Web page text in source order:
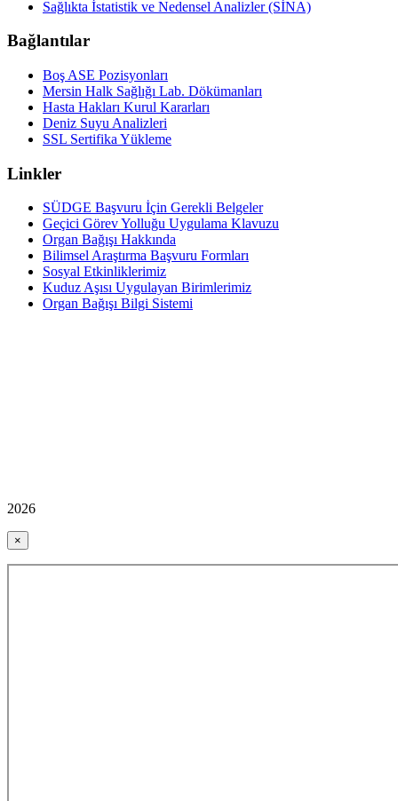
Sağlıkta İstatistik ve Nedensel Analizler (SİNA)
Bağlantılar
Boş ASE Pozisyonları
Mersin Halk Sağlığı Lab. Dökümanları
Hasta Hakları Kurul Kararları
Deniz Suyu Analizleri
SSL Sertifika Yükleme
Linkler
SÜDGE Başvuru İçin Gerekli Belgeler
Geçici Görev Yolluğu Uygulama Klavuzu
Organ Bağışı Hakkında
Bilimsel Araştırma Başvuru Formları
Sosyal Etkinliklerimiz
Kuduz Aşısı Uygulayan Birimlerimiz
Organ Bağışı Bilgi Sistemi
2026
×